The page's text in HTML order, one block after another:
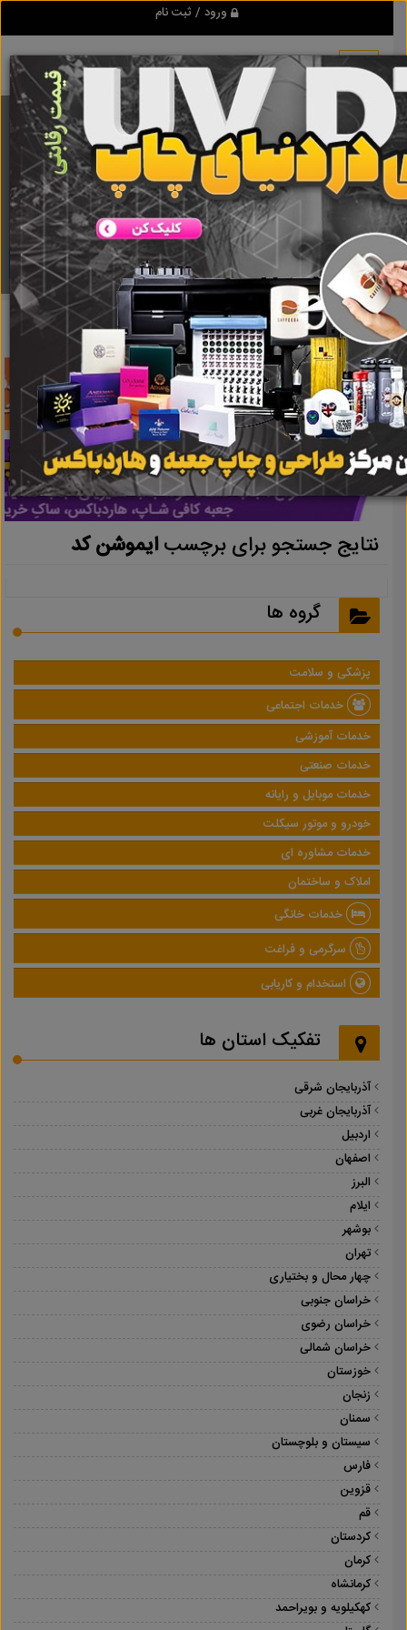
ورود / ثبت نام
برنامه اندروید تبلیغ شو
مرجع نیازمندیها و تبلیغات اینترنتی
دانلود
تبلیغ شو ایموشن کد نتایج جستجو برای برچسبایموشن کد
نتایج جستجو برای برچسبایموشن کد
گروه ها
پزشکی و سلامت
خدمات اجتماعی
خدمات آموزشی
خدمات صنعتی
خدمات موبایل و رایانه
خودرو و موتور سیکلت
خدمات مشاوره ای
املاک و ساختمان
خدمات خانگی
سرگرمی و فراغت
استخدام و کاریابی
تفکیک استان ها
آذربایجان شرقی
آذربایجان غربی
اردبیل
اصفهان
البرز
ایلام
بوشهر
تهران
چهار محال و بختیاری
خراسان جنوبی
خراسان رضوی
خراسان شمالی
خوزستان
زنجان
سمنان
سیستان و بلوچستان
فارس
قزوین
قم
کردستان
کرمان
کرمانشاه
کهکیلویه و بویراحمد